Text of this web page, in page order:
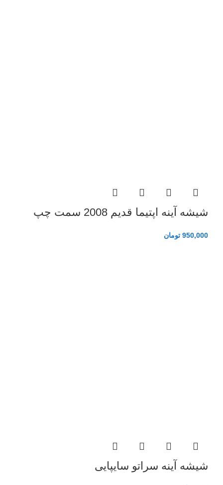
شیشه آینه اپتیما قدیم 2008 سمت چپ
950,000 تومان
شیشه آینه سراتو سایپایی